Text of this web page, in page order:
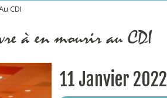
CDI
à en mourir au CDI
11 Janvier 2022